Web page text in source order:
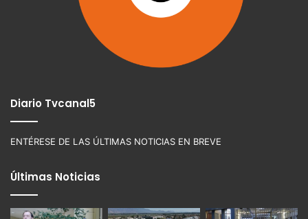
Diario Tvcanal5
ENTÉRESE DE LAS ÚLTIMAS NOTICIAS EN BREVE
Últimas Noticias